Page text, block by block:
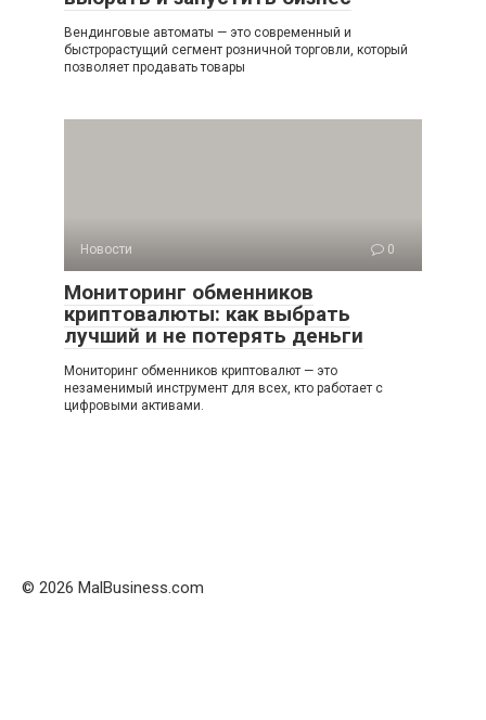
Вендинговые автоматы — это современный и
быстрорастущий сегмент розничной торговли, который
позволяет продавать товары
Новости 0
Мониторинг обменников
криптовалюты: как выбрать
лучший и не потерять деньги
Мониторинг обменников криптовалют — это
незаменимый инструмент для всех, кто работает с
цифровыми активами.
© 2026 MalBusiness.com